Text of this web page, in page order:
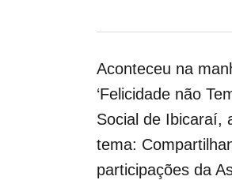
Aconteceu na
‘Felicidade não
Social de Ibicaraí,
tema:
participações da